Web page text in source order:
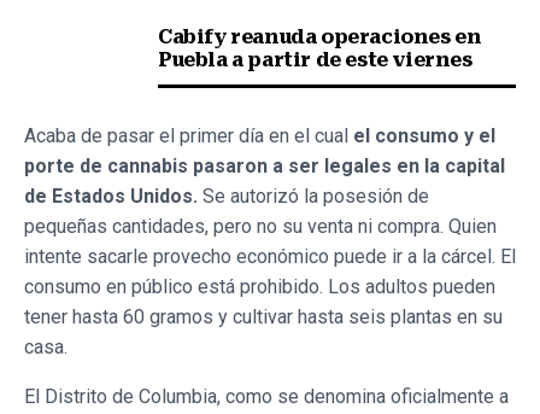
Cabify reanuda operaciones en
Puebla a partir de este viernes
Acaba de pasar el primer día en el cual el consumo y el
porte de cannabis pasaron a ser legales en la capital
de Estados Unidos. Se autorizó la posesión de
pequeñas cantidades, pero no su venta ni compra. Quien
intente sacarle provecho económico puede ir a la cárcel. El
consumo en público está prohibido. Los adultos pueden
tener hasta 60 gramos y cultivar hasta seis plantas en su
casa.
El Distrito de Columbia, como se denomina oficialmente a